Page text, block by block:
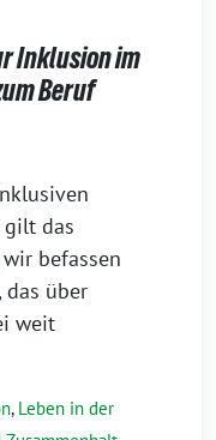
Inklusion im
Beruf
gilt das
befassen
das über
weit
, Leben in der